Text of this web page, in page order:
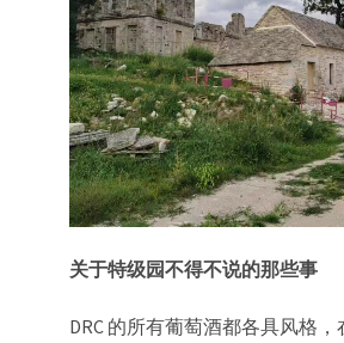
关于特级园不得不说的那些事
DRC 的所有葡萄酒都各具风格